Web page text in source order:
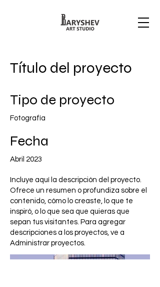
Título del proyecto
Tipo de proyecto
Fotografía
Fecha
Abril 2023
Incluye aquí la descripción del proyecto.
Ofrece un resumen o profundiza sobre el
contenido, cómo lo creaste, lo que te
inspiró, o lo que sea que quieras que
sepan tus visitantes. Para agregar
descripciones a los proyectos, ve a
Administrar proyectos.